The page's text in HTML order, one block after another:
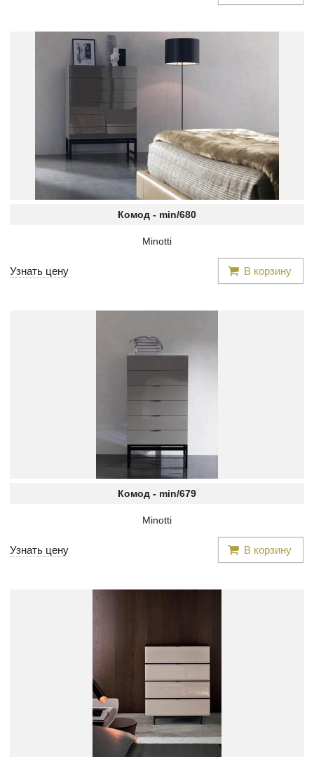
Комод - min/680
Minotti
Узнать цену В корзину
Комод - min/679
Minotti
Узнать цену В корзину